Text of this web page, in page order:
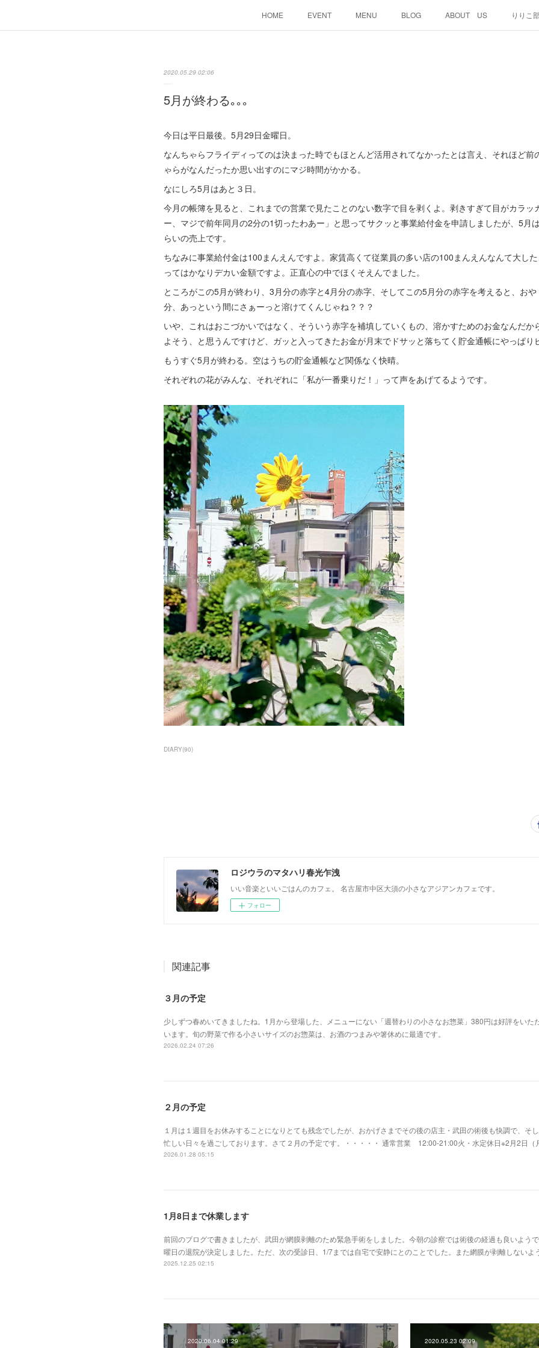
HOME EVENT MENU BLOG ABOUT US りりこ
2020.05.29 02:06
5月が終わる｡｡｡
今日は平日最後。5月29日金曜日。
なんちゃらフライディってのは決まった時でもほとんど活用されてなかったとは言え、それほど前
ゃらがなんだったか思い出すのにマジ時間がかかる。
なにしろ5月はあと３日。
今月の帳簿を見ると、これまでの営業で見たことのない数字で目を剥くよ。剥きすぎて目がカラッ
ー、マジで前年同月の2分の1切ったわあー」と思ってサクッと事業給付金を申請しましたが、5月
らいの売上です。
ちなみに事業給付金は100まんえんですよ。家賃高くて従業員の多い店の100まんえんなんて大し
ってはかなりデカい金額ですよ。正直心の中でほくそえんでました。
ところがこの5月が終わり、3月分の赤字と4月分の赤字、そしてこの5月分の赤字を考えると、お
分、あっという間にさぁーっと溶けてくんじゃね？？？
いや、これはおこづかいではなく、そういう赤字を補填していくもの、溶かすためのお金なんだか
よそう、と思うんですけど、ガッと入ってきたお金が月末でドサッと落ちてく貯金通帳にやっぱり
もうすぐ5月が終わる。空はうちの貯金通帳など関係なく快晴。
それぞれの花がみんな、それぞれに「私が一番乗りだ！」って声をあげてるようです。
DIARY(90)
ロジウラのマタハリ春光乍洩
いい音楽といいごはんのカフェ。 名古屋市中区大須の小さなアジアンカフェです。
フォロー
関連記事
３月の予定
少しずつ春めいてきましたね。1月から登場した、メニューにない「週替わりの小さなお惣菜」380円は好評をいた
います。旬の野菜で作る小さいサイズのお惣菜は、お酒のつまみや箸休めに最適です。
2026.02.24 07:26
２月の予定
１月は１週目をお休みすることになりとても残念でしたが、おかげさまでその後の店主・武田の術後も快調で、そ
忙しい日々を過ごしております。さて２月の予定です。・・・・・ 通常営業 12:00-21:00火・水定休日※2月2日
2026.01.28 05:15
1月8日まで休業します
前回のブログで書きましたが、武田が網膜剥離のため緊急手術をしました。今朝の診察では術後の経過も良いよう
曜日の退院が決定しました。ただ、次の受診日、1/7までは自宅で安静にとのことでした。また網膜が剥離しない
2025.12.25 02:15
2020.06.04 01:29 2020.05.23 02:09